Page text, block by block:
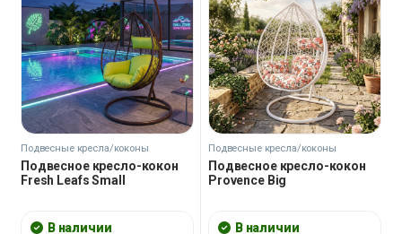
Подвесные кресла/коконы
Подвесное кресло-кокон
Fresh Leafs Small
В наличии
Подвесные кресла/коконы
Подвесное кресло-кокон
Provence Big
В наличии